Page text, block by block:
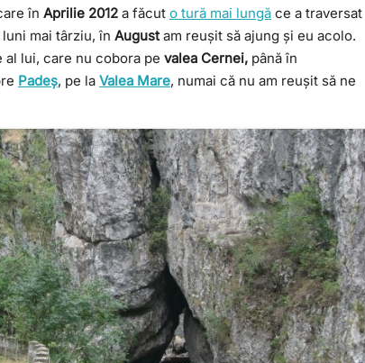
în Aprilie 2012 a făcut o tură mai lungă ce a traversat
mai târziu, în Augustam reușit să ajung și eu acolo.
al lui, care nu cobora pe valea Cernei, până în
Padeș, pe la Valea Mare, numai că nu am reușit să ne